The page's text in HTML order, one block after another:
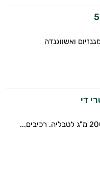
ואשווגנדה
די